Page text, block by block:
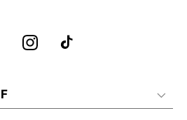
maximo 110°c